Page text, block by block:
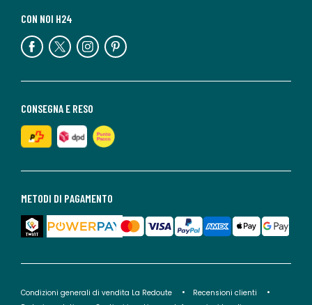
METODI DI PAGAMENTO
CONSEGNA E RESO
CON NOI H24
Condizioni generali di vendita La Redoute
Recensioni clienti